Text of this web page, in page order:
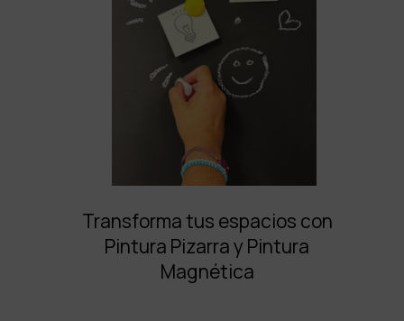
Transforma tus espacios con
Pintura Pizarra y Pintura
Magnética